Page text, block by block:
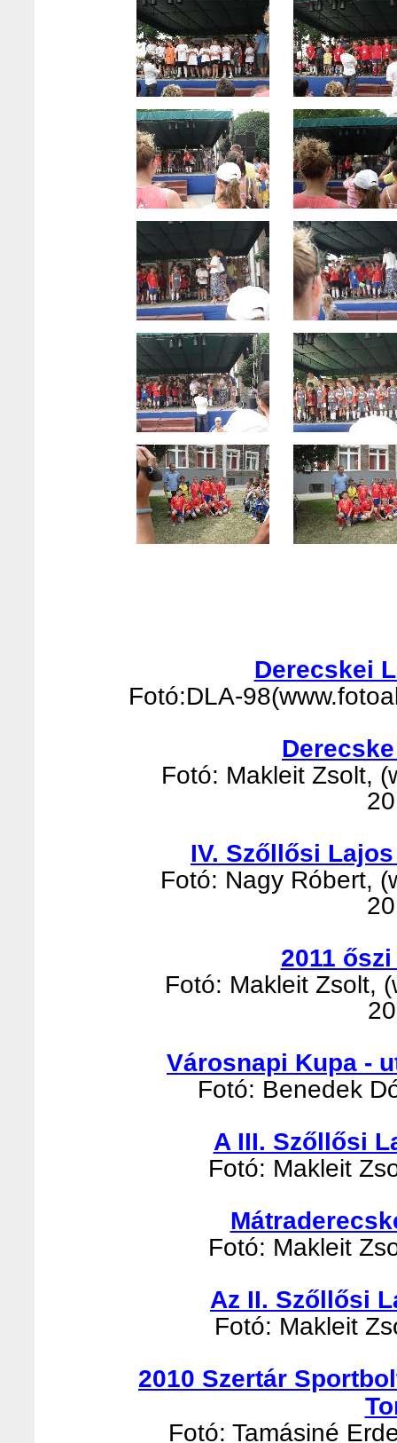
Derecskei
Fotó:DLA-
Fotó: Makleit Zsolt,
IV. Szőllősi
Fotó: Nagy Róbert,
2011
Fotó: Makleit Zsolt,
Városnapi Kupa -
Fotó: Benedek
A III. Szőllősi
Fotó: Makleit
Fotó: Makleit
Az II. Szőllősi
Fotó: Makleit
2010 Szertár
Fotó: Tamásiné